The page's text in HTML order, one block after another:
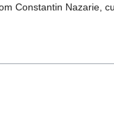
Constantin Nazarie,